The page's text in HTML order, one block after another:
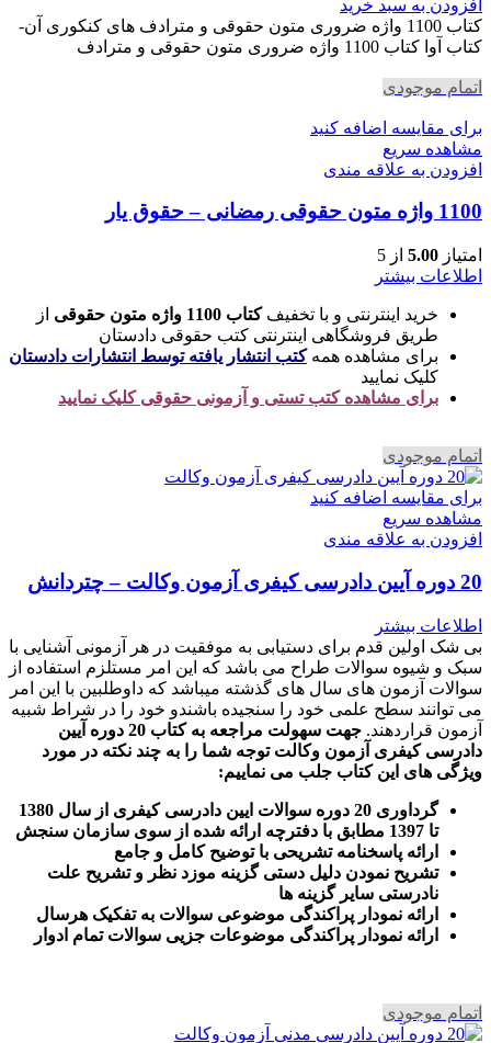
730,000 تومان
بود.
642,400 تومان
است.
افزودن به سبد خرید
کتاب 1100 واژه ضروری متون حقوقی و مترادف های کنکوری آن-
کتاب آوا کتاب 1100 واژه ضروری متون حقوقی و مترادف
اتمام موجودی
برای مقایسه اضافه کنید
مشاهده سریع
افزودن به علاقه مندی
1100 واژه متون حقوقی رمضانی – حقوق یار
امتیاز 5.00 از 5
اطلاعات بیشتر
خرید اینترنتی و با تخفیفکتاب 1100 واژه متون حقوقی
از
طریق فروشگاهی اینترنتی کتب حقوقی دادستان
برای مشاهده همهکتب انتشار یافته توسط انتشارات دادستان
کلیک نمایید
برای مشاهده کتب تستی و آزمونی حقوقی کلیک نمایید
اتمام موجودی
برای مقایسه اضافه کنید
مشاهده سریع
افزودن به علاقه مندی
20 دوره آیین دادرسی کیفری آزمون وکالت – چتردانش
اطلاعات بیشتر
بی شک اولین قدم برای دستیابی به موفقیت در هر آزمونی آشنایی با
سبک و شیوه سوالات طراح می باشد که این امر مستلزم استفاده از
سوالات آزمون های سال های گذشته میباشد که داوطلبین با این امر
می توانند سطح علمی خود را سنجیده باشندو خود را در شراط شبیه
آزمون قراردهند.
جهت سهولت مراجعه به کتاب 20 دوره آیین
دادرسی کیفری آزمون وکالت توجه شما را به چند نکته در مورد
ویژگی های این کتاب جلب می نماییم:
گرداوری 20 دوره سوالات ایین دادرسی کیفری از سال 1380
تا 1397 مطابق با دفترچه ارائه شده از سوی سازمان سنجش
ارائه پاسخنامه تشریحی با توضیح کامل و جامع
تشریح نمودن دلیل دستی گزینه موزد نظر و تشریح علت
نادرستی سایر گزینه ها
ارائه نمودار پراکندگی موضوعی سوالات به تفکیک هرسال
رائه نمودار پراکندگی موضوعات جزیی سوالات تمام ادوار
اتمام موجودی